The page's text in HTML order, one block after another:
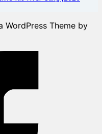
WordPress Theme by